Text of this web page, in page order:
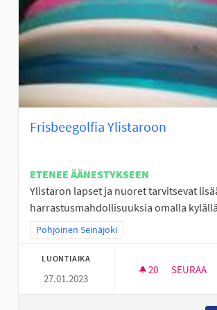
Frisbeegolfia Ylistaroon
ETENEE ÄÄNESTYKSEEN
Ylistaron lapset ja nuoret tarvitsevat
harrastusmahdollisuuksia omalla
Rajaa tulokset teeman mukaan: Pohjoinen
Pohjoinen Seinäjoki
LUONTIAIKA
27.01.2023
20 20
SEURAA